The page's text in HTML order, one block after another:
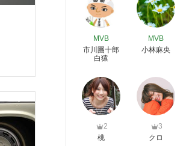
MVB
市川團十郎
白猿
MVB
小林麻央
2
桃
3
クロ